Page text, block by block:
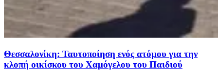
Θεσσαλονίκη: Ταυτοποίηση ενός ατόμου για την
κλοπή οικίσκου του Χαμόγελου του Παιδιού